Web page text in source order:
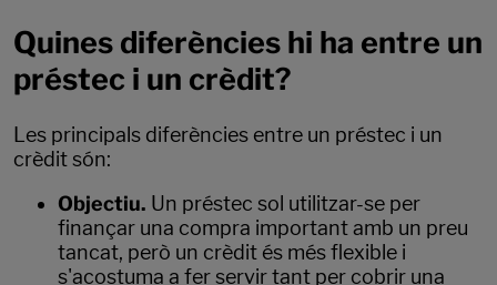
Quines diferències hi ha entre un
préstec i un crèdit?
Les principals diferències entre un préstec i un
crèdit són:
Objectiu. Un préstec sol utilitzar-se per
finançar una compra important amb un preu
tancat, però un crèdit és més flexible i
s'acostuma a fer servir tant per cobrir una